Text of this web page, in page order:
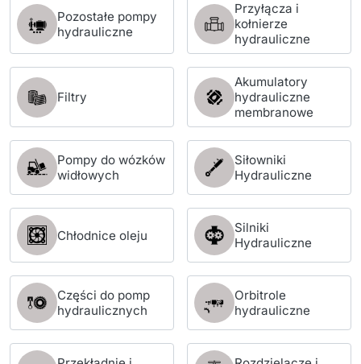
Pozostałe pompy
hydrauliczne
Przyłącza i
kołnierze
hydrauliczne
Filtry
Akumulatory
hydrauliczne
membranowe
Pompy do wózków
widłowych
Siłowniki
Hydrauliczne
Chłodnice oleju
Silniki
Hydrauliczne
Części do pomp
hydraulicznych
Orbitrole
hydrauliczne